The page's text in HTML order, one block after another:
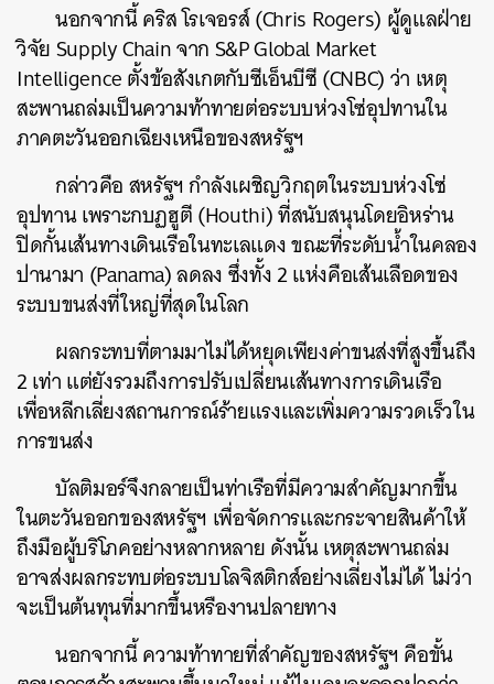
นอกจากนี้ คริส โรเจอรส์ (Chris Rogers) ผู้ดูแลฝ่าย
วิจัย Supply Chain จาก S&P Global Market
Intelligence ตั้งข้อสังเกตกับซีเอ็นบีซี (CNBC) ว่า เหตุ
สะพานถล่มเป็นความท้าทายต่อระบบห่วงโซ่อุปทานใน
ภาคตะวันออกเฉียงเหนือของสหรัฐฯ
กล่าวคือ สหรัฐฯ กำลังเผชิญวิกฤตในระบบห่วงโซ่
อุปทาน เพราะกบฏฮูตี (Houthi) ที่สนับสนุนโดยอิหร่าน
ปิดกั้นเส้นทางเดินเรือในทะเลแดง ขณะที่ระดับน้ำในคลอง
ปานามา (Panama) ลดลง ซึ่งทั้ง 2 แห่งคือเส้นเลือดของ
ระบบขนส่งที่ใหญ่ที่สุดในโลก
ผลกระทบที่ตามมาไม่ได้หยุดเพียงค่าขนส่งที่สูงขึ้นถึง
2 เท่า แต่ยังรวมถึงการปรับเปลี่ยนเส้นทางการเดินเรือ
เพื่อหลีกเลี่ยงสถานการณ์ร้ายแรงและเพิ่มความรวดเร็วใน
การขนส่ง
บัลติมอร์จึงกลายเป็นท่าเรือที่มีความสำคัญมากขึ้น
ในตะวันออกของสหรัฐฯ เพื่อจัดการและกระจายสินค้าให้
ถึงมือผู้บริโภคอย่างหลากหลาย ดังนั้น เหตุสะพานถล่ม
อาจส่งผลกระทบต่อระบบโลจิสติกส์อย่างเลี่ยงไม่ได้ ไม่ว่า
จะเป็นต้นทุนที่มากขึ้นหรืองานปลายทาง
นอกจากนี้ ความท้าทายที่สำคัญของสหรัฐฯ คือขั้น